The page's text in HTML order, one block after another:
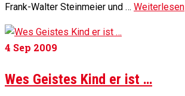
Frank-Walter Steinmeier und … Weiterlesen
4 Sep 2009
Wes Geistes Kind er ist …